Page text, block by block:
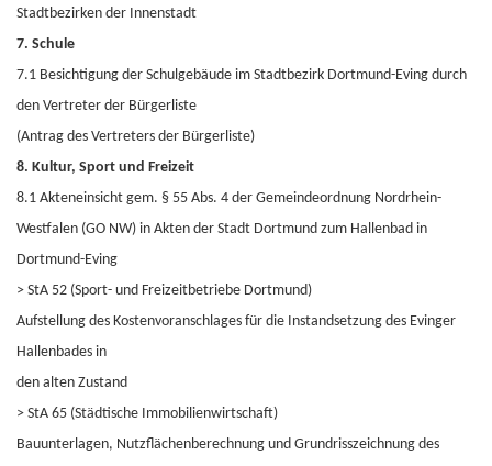
Stadtbezirken der Innenstadt
7. Schule
7.1 Besichtigung der Schulgebäude im Stadtbezirk Dortmund-Eving durch
den Vertreter der Bürgerliste
(Antrag des Vertreters der Bürgerliste)
8. Kultur, Sport und Freizeit
8.1 Akteneinsicht gem. § 55 Abs. 4 der Gemeindeordnung Nordrhein-
Westfalen (GO NW) in Akten der Stadt Dortmund zum Hallenbad in
Dortmund-Eving
> StA 52 (Sport- und Freizeitbetriebe Dortmund)
Aufstellung des Kostenvoranschlages für die Instandsetzung des Evinger
Hallenbades in
den alten Zustand
> StA 65 (Städtische Immobilienwirtschaft)
Bauunterlagen, Nutzflächenberechnung und Grundrisszeichnung des